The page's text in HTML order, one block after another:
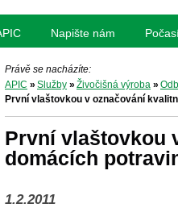
Napište nám
Právě se nacházíte:
APIC » Služby » Živočišná výroba »
První vlaštovkou v označování
První vlaštovkou
domácích
1.2.2011